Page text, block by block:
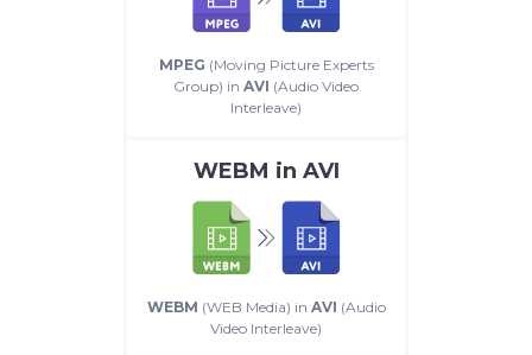
MPEG (Moving Picture Experts
Group) in AVI (Audio Video
Interleave)
WEBM in AVI
WEBM (WEB Media) in AVI (Audio
Video Interleave)